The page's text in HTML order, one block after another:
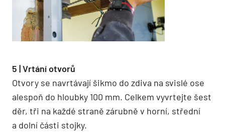
5 | Vrtání otvorů
Otvory se navrtávají šikmo do zdiva na svislé ose
alespoň do hloubky 100 mm. Celkem vyvrtejte šest
děr, tři na každé straně zárubně v horní, střední
a dolní části stojky.